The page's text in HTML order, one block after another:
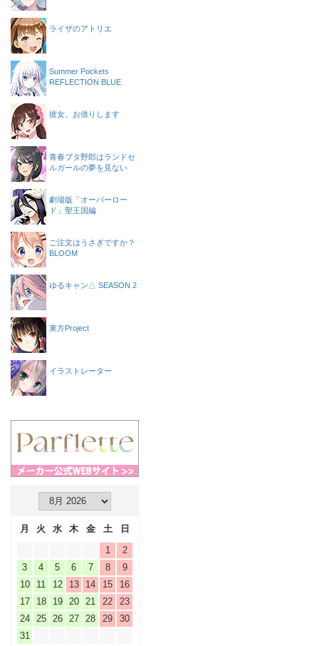
ライザのアトリエ
Summer Pockets
REFLECTION BLUE
彼女、お借りします
青春ブタ野郎はランドセ
ルガールの夢を見ない
劇場版「オーバーロー
ド」聖王国編
ご注文はうさぎですか？
BLOOM
ゆるキャン△ SEASON 2
東方Project
イラストレーター
月 火 水 木 金 土
日
1
2
3
4 5 6 7 8
9
10
11 12 13 14 15
16
17
18 19 20 21 22
23
24
25 26 27 28 29
30
31